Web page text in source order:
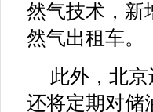
然气技术，新
然气出租车。
此外，北
还将定期对储